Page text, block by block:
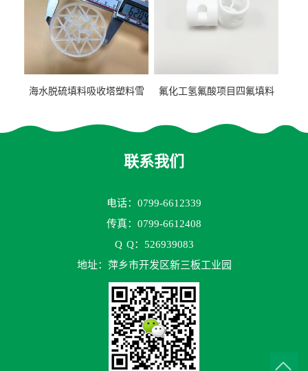
海水脱硫填料吸收塔塑料雪
氟化工氢氟酸项目四氟填料
蚀
联系我们
电话：0799-6612339
传真：0799-6612408
Q Q：526939083
地址：萍乡市开发区新三板工业园